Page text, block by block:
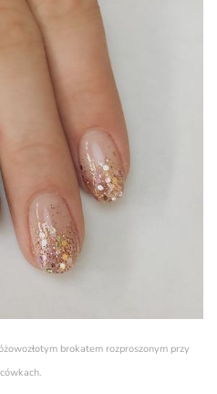
brokatem rozproszonym przy